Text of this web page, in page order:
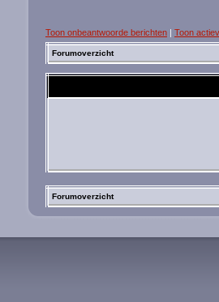
Toon onbeantwoorde berichten | Toon
Forumoverzicht
Forumoverzicht